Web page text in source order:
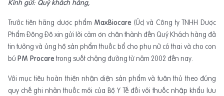
Kính gửi: Quý khách hàng,
Trước tiên hãng dược phẩm MaxBiocare (Úc) và Công ty TNHH Dược
Phẩm Đông Đô xin gửi lời cảm ơn chân thành đến Quý Khách hàng đã
tin tưởng và ủng hộ sản phẩm thuốc bổ cho phụ nữ có thai và cho con
bú PM Procare trong suốt chặng đường từ năm 2002 đến nay.
Với mục tiêu hoàn thiện nhận diện sản phẩm và tuân thủ theo đúng
quy chế ghi nhãn thuốc mới của Bộ Y Tế đối với thuốc nhập khẩu lưu